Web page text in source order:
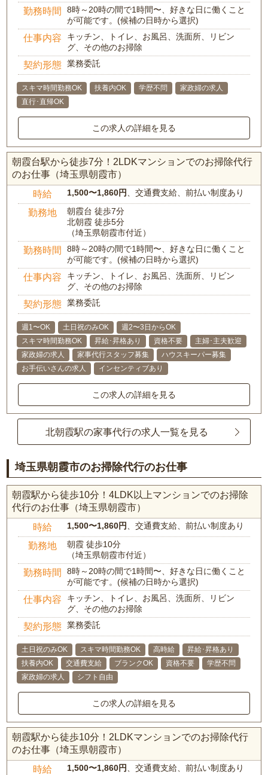
勤務時間
8時～20時の間で1時間〜、好きな日に働くこと
が可能です。(候補の日時から選択)
仕事内容
キッチン、トイレ、お風呂、洗面所、リビン
グ、その他のお掃除
契約形態 業務委託
スキマ時間勤務OK 扶養内OK 学歴不問
家政婦の求人
直行･直帰OK
この求人の詳細を見る
朝霞台駅から徒歩7分！2LDKマンションでのお掃除代行
のお仕事（埼玉県朝霞市）
時給 1,500〜1,860円、交通費支給、前払い制度あり
勤務地
朝霞台 徒歩7分
北朝霞 徒歩5分
（埼玉県朝霞市付近）
勤務時間
8時～20時の間で1時間〜、好きな日に働くこと
が可能です。(候補の日時から選択)
仕事内容
キッチン、トイレ、お風呂、洗面所、リビン
グ、その他のお掃除
契約形態 業務委託
週1〜OK 土日祝のみOK
週2〜3日からOK
スキマ時間勤務OK
昇給･昇格あり 資格不要
主婦･主夫歓迎
家政婦の求人
家事代行スタッフ募集
ハウスキーパー募集
お手伝いさんの求人
インセンティブあり
この求人の詳細を見る
北朝霞駅の家事代行の求人一覧を見る
埼玉県朝霞市のお掃除代行のお仕事
朝霞駅から徒歩10分！4LDK以上マンションでのお掃除
代行のお仕事（埼玉県朝霞市）
時給 1,500〜1,860円 、交通費支給、前払い制度あり
勤務地
朝霞 徒歩10分
（埼玉県朝霞市付近）
勤務時間
8時～20時の間で1時間〜、好きな日に働くこと
が可能です。(候補の日時から選択)
仕事内容
キッチン、トイレ、お風呂、洗面所、リビン
グ、その他のお掃除
契約形態 業務委託
土日祝のみOK スキマ時間勤務OK 高時給
昇給･昇格あり
扶養内OK
交通費支給 ブランクOK 資格不要
学歴不問
家政婦の求人
シフト自由
この求人の詳細を見る
朝霞駅から徒歩10分！2LDKマンションでのお掃除代行
のお仕事（埼玉県朝霞市）
時給 1,500〜1,860円 、交通費支給、前払い制度あり